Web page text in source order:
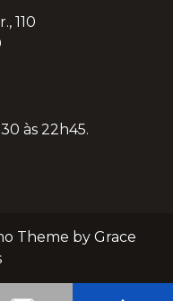
110
às 22h45.
Theme by Grace